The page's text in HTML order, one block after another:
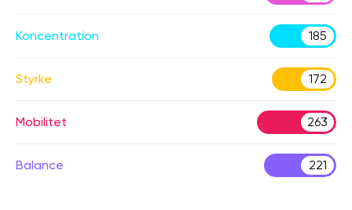
Koncentration 185
Styrke 172
Mobilitet 263
Balance 221